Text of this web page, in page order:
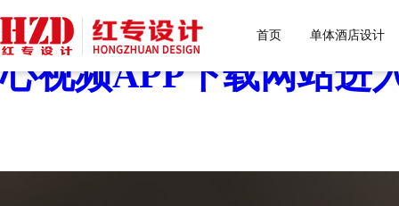
糖心VLOG色版官网首
心视频APP下载网站进
首页 单体酒店设计